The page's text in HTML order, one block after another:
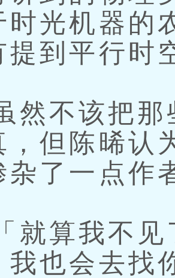
时光机器的
提到平行时
不该把那
，但陈晞认
杂了一点作
算我不见
我也会去找